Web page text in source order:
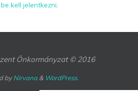
be kell jelentkezni.
Önkormányzat © 2016
byNirvana& WordPress.